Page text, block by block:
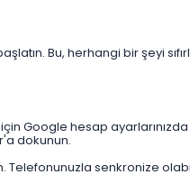
Bu, herhangi bir şeyi
Google hesap
dokunun.
senkronize